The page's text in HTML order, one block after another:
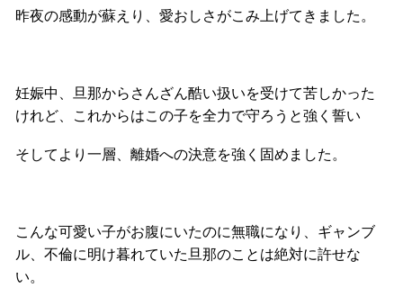
昨夜の感動が蘇えり、愛おしさがこみ上げてきました。
妊娠中、旦那からさんざん酷い扱いを受けて苦しかった
けれど、これからはこの子を全力で守ろうと強く誓い
そしてより一層、離婚への決意を強く固めました。
こんな可愛い子がお腹にいたのに無職になり、ギャンブ
ル、不倫に明け暮れていた旦那のことは絶対に許せな
い。